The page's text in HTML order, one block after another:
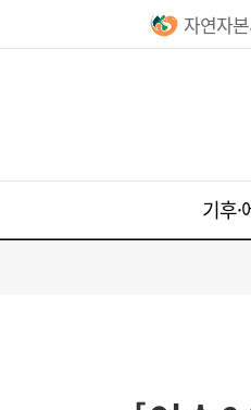
자연자
기후·